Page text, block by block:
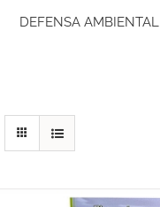
DEFENSA AMBIENTAL